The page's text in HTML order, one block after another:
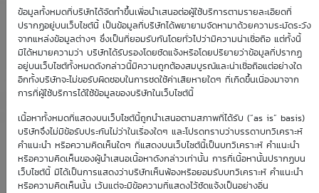
ข้อมูลทั้งหมดที่บริษัทได้จัดทำขึ้นเพื่อนำเสนอต่อผู้ใช้บริการตามรายละเอียดที่
ปรากฏอยู่บนเว็บไซต์นี้ เป็นข้อมูลที่บริษัทได้พยายามจัดหามาด้วยความระมัดระวัง
จากแหล่งข้อมูลต่างๆ ซึ่งเป็นที่ยอมรับกันโดยทั่วไปว่ามีความน่าเชื่อถือ แต่ทั้งนี้
มิได้หมายความว่า บริษัทได้รับรองโดยชัดแจ้งหรือโดยปริยายว่าข้อมูลที่ปรากฏ
อยู่บนเว็บไซต์ทั้งหมดดังกล่าวนี้มีความถูกต้องสมบูรณ์และน่าเชื่อถือแต่อย่างใด
อีกทั้งบริษัทจะไม่ขอรับผิดชอบในการชดใช้ค่าเสียหายใดๆ ที่เกิดขึ้นเนื่องมาจาก
การที่ผู้ใช้บริการได้ใช้ข้อมูลของบริษัทในเว็บไซต์นี้
เนื้อหาทั้งหมดที่แสดงบนเว็บไซต์นี้ถูกนำเสนอตามสภาพที่ได้รับ (“as is” basis)
บริษัทจึงไม่มีข้อรับประกันไม่ว่าในเรื่องใดๆ และโปรดทราบว่าบรรดาบทวิเคราะห์
คำแนะนำ หรือความคิดเห็นใดๆ ที่แสดงบนเว็บไซต์นี้เป็นบทวิเคราะห์ คำแนะนำ
หรือความคิดเห็นของผู้นำเสนอเนื้อหาดังกล่าวเท่านั้น การที่เนื้อหานั้นปรากฏบน
เว็บไซต์นี้ มิได้เป็นการแสดงว่าบริษัทเห็นพ้องหรือยอมรับบทวิเคราะห์ คำแนะนำ
หรือความคิดเห็นนั้น เว้นแต่จะมีข้อความที่แสดงไว้ชัดแจ้งเป็นอย่างอื่น
วันซื้อขายวันแรก
1 ม.ค. 2513
9 ส.ค. 2569
วันซื้อขายวันสุดท้าย
1 ม.ค. 2513
Effective Gearing
0.00
Sensitivity
0.00